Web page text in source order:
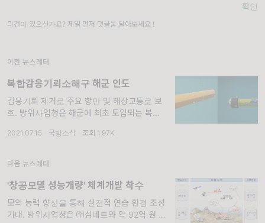
확인
의견이 있으신가요? 제일 먼저 댓글을 달아보세요 !
이전 뉴스레터
복합감응기뢰소해구 해군 인도
감응기뢰 제거로 주요 항만 및 해상교통로 보
호. 방위사업청은 해군에 최초 도입되는 복합감
인도된다고 밝혔다. 복합감응기뢰소해구는 자
감응
2021.07.15 국방소식 조회 1.97K
다음 뉴스레터
'창공모델 성능개량' 체계개발 착수
모의 능력 향상을 통해 실전적 연습 환경 조성
기대. 방위사업청은 ㈜심네트와 약 92억 원 규